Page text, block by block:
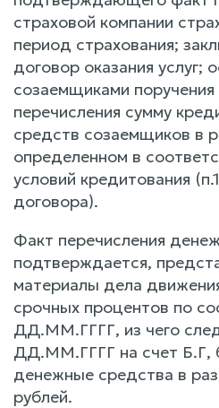
страховой компании
период страхования;
договор оказания услуг;
созаемщиками
перечисления сумму
средств созаемщиков в
определенном в
условий кредитования
договора).
Факт перечисления
подтверждается,
материалы дела
срочных процентов по
ДД.ММ.ГГГГ, из чего
ДД.ММ.ГГГГ на счет Б.Г,
денежные средства в
рублей.